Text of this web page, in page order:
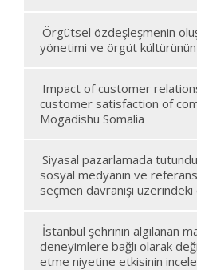
Örgütsel özdeşleşmenin
yönetimi ve örgüt kültürünün
Impact of customer
customer satisfaction of
Mogadishu Somalia
Siyasal pazarlamada
sosyal medyanın ve referans
seçmen davranışı
İstanbul şehrinin algılanan
deneyimlere bağlı olarak
etme niyetine etkisinin